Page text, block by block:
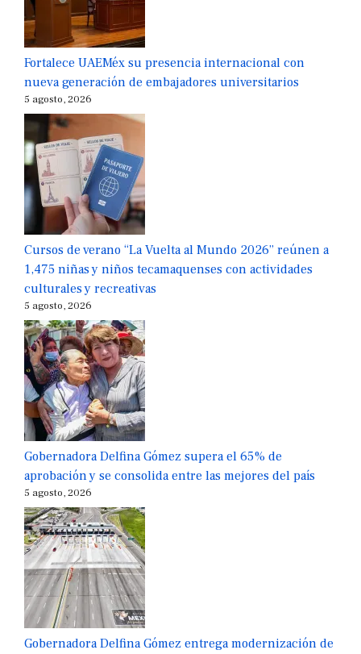
Fortalece UAEMéx su presencia internacional con
nueva generación de embajadores universitarios
5 agosto, 2026
Cursos de verano “La Vuelta al Mundo 2026” reúnen a
1,475 niñas y niños tecamaquenses con actividades
culturales y recreativas
5 agosto, 2026
Gobernadora Delfina Gómez supera el 65% de
aprobación y se consolida entre las mejores del país
5 agosto, 2026
Gobernadora Delfina Gómez entrega modernización de